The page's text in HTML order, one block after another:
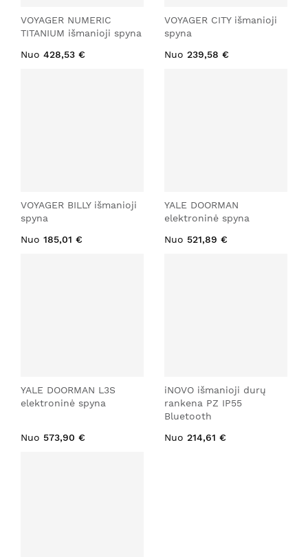
VOYAGER NUMERIC
TITANIUM išmanioji spyna
Nuo 428,53 €
VOYAGER CITY išmanioji
spyna
Nuo 239,58 €
VOYAGER BILLY išmanioji
spyna
Nuo 185,01 €
YALE DOORMAN
elektroninė spyna
Nuo 521,89 €
YALE DOORMAN L3S
elektroninė spyna
Nuo 573,90 €
iNOVO išmanioji durų
rankena PZ IP55
Bluetooth
Nuo 214,61 €